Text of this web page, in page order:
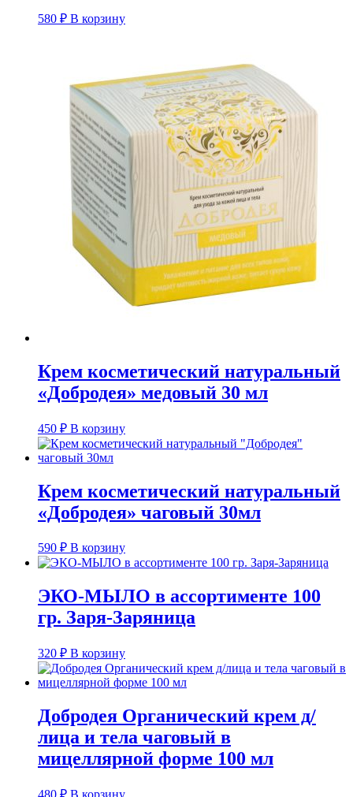
580 ₽ В корзину
Крем косметический натуральный
«Добродея» медовый 30 мл
450 ₽ В корзину
Крем косметический натуральный
«Добродея» чаговый 30мл
590 ₽ В корзину
ЭКО-МЫЛО в ассортименте 100
гр. Заря-Заряница
320 ₽ В корзину
Добродея Органический крем д/
лица и тела чаговый в
мицеллярной форме 100 мл
480 ₽ В корзину